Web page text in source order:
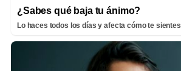
¿Sabes qué baja tu ánimo?
Lo haces todos los días y afecta cómo te sientes